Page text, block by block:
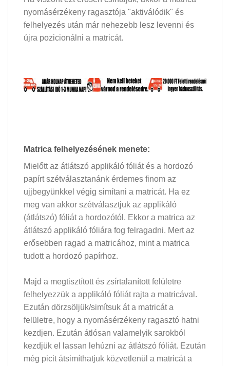
nyomásérzékeny ragasztója "aktiválódik" és
felhelyezés után már nehezebb lesz levenni és
újra pozicionálni a matricát.
Matrica felhelyezésének menete:
Mielőtt az átlátszó applikáló fóliát és a hordozó
papírt szétválasztanánk érdemes finom az
ujjbegyünkkel végig simítani a matricát. Ha ez
meg van akkor szétválasztjuk az applikáló
(átlátszó) fóliát a hordozótól. Ekkor a matrica az
átlátszó applikáló fóliára fog felragadni. Mert az
erősebben ragad a matricához, mint a matrica
tudott a hordozó papírhoz.
Majd a megtisztított és zsírtalanított felületre
felhelyezzük a applikáló fóliát rajta a matricával.
Ezután dörzsöljük/simítsuk át a matricát a
felületre, hogy a nyomásérzékeny ragasztó hatni
kezdjen. Ezután átlósan valamelyik sarokból
kezdjük el lassan lehúzni az átlátszó fóliát. Ezután
még picit átsimíthatjuk közvetlenül a matricát a